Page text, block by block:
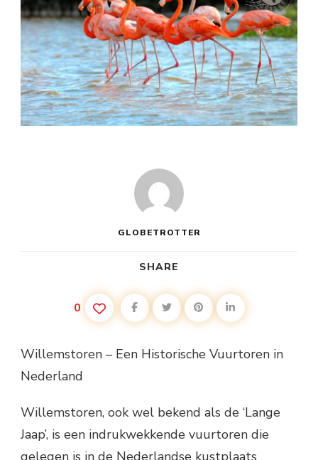
GLOBETROTTER
SHARE
0
Willemstoren – Een Historische Vuurtoren in
Nederland
Willemstoren, ook wel bekend als de ‘Lange
Jaap’, is een indrukwekkende vuurtoren die
gelegen is in de Nederlandse kustplaats